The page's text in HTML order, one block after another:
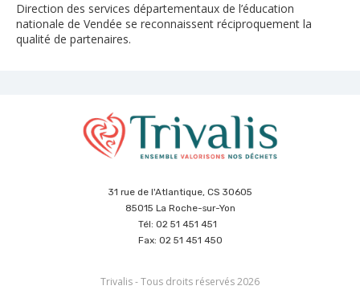
Direction des services départementaux de l’éducation
nationale de Vendée se reconnaissent réciproquement la
qualité de partenaires.
31 rue de l'Atlantique, CS 30605
85015 La Roche-sur-Yon
Tél: 02 51 451 451
Fax: 02 51 451 450
Trivalis - Tous droits réservés 2026